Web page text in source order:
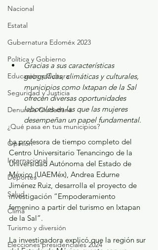
Nacional
Estatal
Gubernatura Edoméx 2023
Política y Gobierno
Educación y Cultura
Seguridad y Justicia
Denuncia Ciudadana
¿Qué pasa en tus municipios?
Opinión
Internacional
Deportes
Salud
Clima
Turismo y diversión
Elecciones presidenciales 2024
Gracias a sus características
geográficas, climáticas y culturales,
municipios como Ixtapan de la Sal
ofrecen diversas oportunidades
laborales en las que las mujeres
desempeñan un papel fundamental.
La profesora de tiempo completo del
Centro Universitario Tenancingo de la
Universidad Autónoma del Estado de
México (UAEMéx), Andrea Edurne
Jiménez Ruiz, desarrolla el proyecto de
investigación “Empoderamiento
femenino a partir del turismo en Ixtapan
de la Sal”.
La investigadora explicó que la región sur